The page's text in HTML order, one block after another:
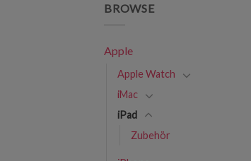
BROWSE
Apple
Apple Watch
iMac
iPad
Zubehör